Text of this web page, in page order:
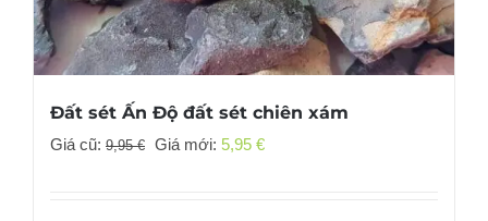
Đất sét Ấn Độ đất sét chiên xám
Giá cũ: 9,95€ Giá
Giá mới: 5,95 €Giá